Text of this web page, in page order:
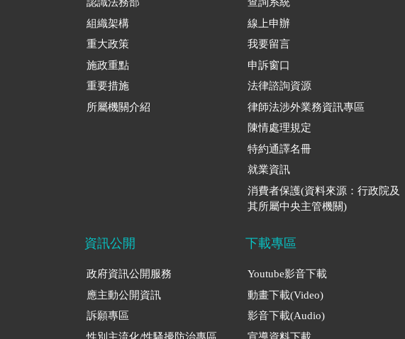
組織架構
重大政策
施政重點
重要措施
所屬機關介紹
線上申辦
我要留言
申訴窗口
法律諮詢資源
律師法涉外業務資訊專區
陳情處理規定
特約通譯名冊
就業資訊
消費者保護(資料來源：行政院及
其所屬中央主管機關)
資訊公開
政府資訊公開服務
應主動公開資訊
訴願專區
性別主流化/性騷擾防治專區
下載專區
Youtube影音下載
動畫下載(Video)
影音下載(Audio)
宣導資料下載